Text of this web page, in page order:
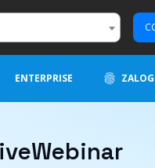
ENTERPRISE